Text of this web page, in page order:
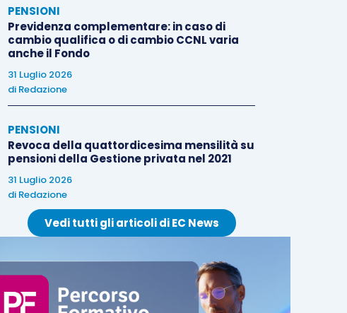
PENSIONI
Previdenza complementare: in caso di
cambio qualifica o di cambio CCNL varia
anche il Fondo
31 Luglio 2026
di Redazione
PENSIONI
Revoca della quattordicesima mensilità su
pensioni della Gestione privata nel 2021
31 Luglio 2026
di Redazione
Vedi tutti gli articoli di EC News